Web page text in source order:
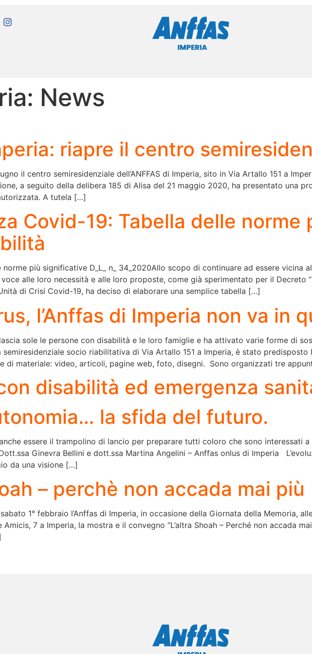
News
riapre il centro
il centro semiresidenziale dell’ANFFAS di Imperia, sito in Via Artallo 151 a
a seguito della delibera 185 di Alisa del 21 maggio 2020, ha presentato una
A tutela […]
Covid-19: Tabella delle
più significative D_L_ n_ 34_2020Allo scopo di continuare ad essere vicina
alle loro necessità e alle loro proposte, come già sperimentato per il Decreto
di Crisi Covid-19, ha deciso di elaborare una semplice tabella […]
l’Anffas di Imperia non va in
lascia sole le persone con disabilità e le loro famiglie e ha attivato varie forme di
socio riabilitativa di Via Artallo 151 a Imperia, è stato predisposto
di materiale: video, articoli, pagine web, foto, disegni. Sono organizzati tre
disabilità ed emergenza
la sfida del futuro.
essere il trampolino di lancio per preparare tutti coloro che sono interessati
Ginevra Bellini e dott.ssa Martina Angelini – Anffas onlus di Imperia
da una visione […]
– perchè non accada mai più
1° febbraio l’Anffas di Imperia, in occasione della Giornata della Memoria,
Amicis, 7 a Imperia, la mostra e il convegno “L’altra Shoah – Perché non accada